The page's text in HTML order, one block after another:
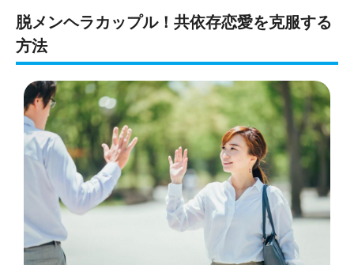
脱メンヘラカップル！共依存恋愛を克服する
方法